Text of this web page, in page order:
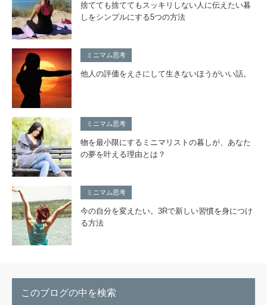
捨てても捨ててもスッキリしない人に伝えたい暮
しをシンプルにする5つの方法
ミニマム思考
他人の評価をえさにして生きないほうがいい話。
ミニマム思考
物を最小限にするミニマリストの暮しが、あなた
の夢を叶える理由とは？
ミニマム思考
今の自分を変えたい。3Rで新しい習慣を身につけ
る方法
このブログの中を検索